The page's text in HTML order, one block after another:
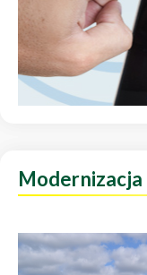
Modernizacja